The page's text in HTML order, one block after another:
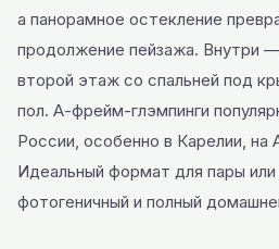
а панорамное остекление
продолжение пейзажа. Внутри
второй этаж со спальней под
пол. А-фрейм-глэмпинги
России, особенно в Карелии,
Идеальный формат для пары
фотогеничный и полный